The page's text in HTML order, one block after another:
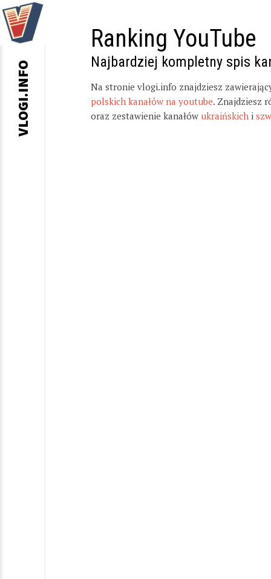
Ranking YouTube
Najbardziej kompletny spis
Na stronie vlogi.info znajdziesz
polskich kanałów na youtube. Znajdziesz
oraz zestawienie kanałów ukraińskich i
VLOGI.INFO